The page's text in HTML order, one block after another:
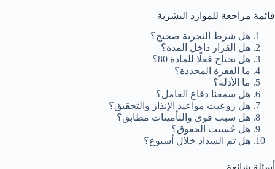
قائمة مراجعة للموارد البشرية
هل شرط التجربة صحيح؟
هل القرار داخل المدة؟
هل نحتاج فعلًا للمادة 80؟
ما الفقرة المحددة؟
ما الأدلة؟
هل سمعنا دفاع العامل؟
هل روعيت مواعيد الإنذار والتحقيق؟
هل سبب قوى والتأمينات مطابق؟
هل حُسبت الحقوق؟
هل تم السداد خلال أسبوع؟